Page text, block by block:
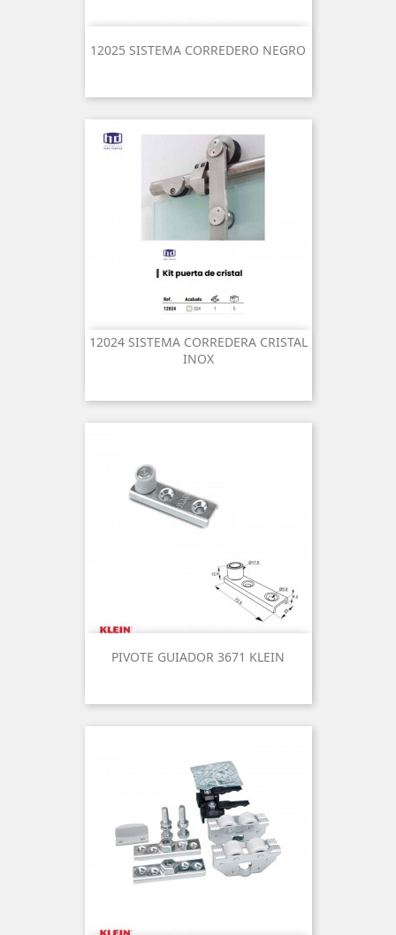
12025 SISTEMA CORREDERO NEGRO
12024 SISTEMA CORREDERA CRISTAL
INOX
PIVOTE GUIADOR 3671 KLEIN